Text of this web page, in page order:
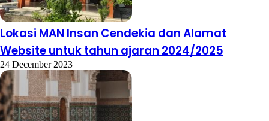
Lokasi MAN Insan Cendekia dan Alamat
Website untuk tahun ajaran 2024/2025
24 December 2023